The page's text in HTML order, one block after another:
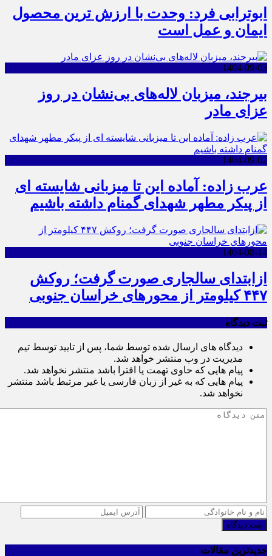
ابوترابی فرد: وحدت با ارزش ترین محصول
ایمان و عمل است
1404-09-03
بیرجند، میزبان لاله‌های بی‌نشان در روز
عزای مادر
1404-09-02
عرب زاده: آماده این تا میزبانی شایسته ای
از پیکر مطهر شهدای گمنام داشته باشیم
1404-08-14
ازابتدای سالجاری صورت گرفت؛ روکش
۴۴۷ کیلومتر از محورهای خراسان جنوبی
ثبت دیدگاه
دیدگاه های ارسال شده توسط شما، پس از تایید توسط تیم
مدیریت در وب منتشر خواهد شد.
پیام هایی که حاوی تهمت یا افترا باشد منتشر نخواهد شد.
پیام هایی که به غیر از زبان فارسی یا غیر مرتبط باشد منتشر
نخواهد شد.
ثبت دیدگاه
جدیدترین مقالات